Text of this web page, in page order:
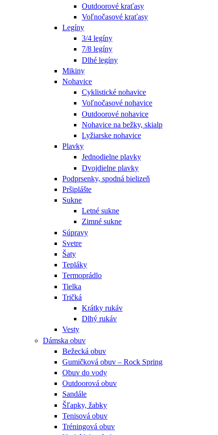
Outdoorové kraťasy
Voľnočasové kraťasy
Legíny
3/4 legíny
7/8 legíny
Dlhé legíny
Mikiny
Nohavice
Cyklistické nohavice
Voľnočasové nohavice
Outdoorové nohavice
Nohavice na bežky, skialp
Lyžiarske nohavice
Plavky
Jednodielne plavky
Dvojdielne plavky
Podprsenky, spodná bielizeň
Pršiplášte
Sukne
Letné sukne
Zimné sukne
Súpravy
Svetre
Šaty
Tepláky
Termoprádlo
Tielka
Tričká
Krátky rukáv
Dlhý rukáv
Vesty
Dámska obuv
Bežecká obuv
Gumičková obuv – Rock Spring
Obuv do vody
Outdoorová obuv
Sandále
Šľapky, žabky
Tenisová obuv
Tréningová obuv